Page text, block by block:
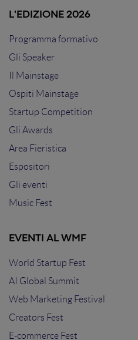
L'EDIZIONE 2026
Programma formativo
Gli Speaker
Il Mainstage
Ospiti Mainstage
Startup Competition
Gli Awards
Area Fieristica
Espositori
Gli eventi
Music Fest
EVENTI AL WMF
World Startup Fest
AI Global Summit
Web Marketing Festival
Creators Fest
E-commerce Fest